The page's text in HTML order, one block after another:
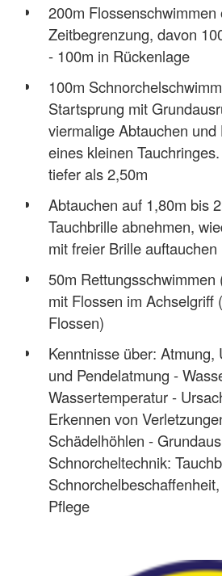
200m Flossenschwimmen
Zeitbegrenzung, davon
- 100m in Rückenlage
100m
Startsprung mit
viermalige Abtauchen und
eines kleinen
tiefer als 2,50m
Abtauchen auf 1,80m bis
Tauchbrille abnehmen,
mit freier Brille auftauchen
50m Rettungsschwimmen
mit Flossen im Achselgriff
Flossen)
Kenntnisse über: Atmung,
und Pendelatmung -
Wassertemperatur -
Erkennen von
Schädelhöhlen -
Schnorcheltechnik:
Pflege